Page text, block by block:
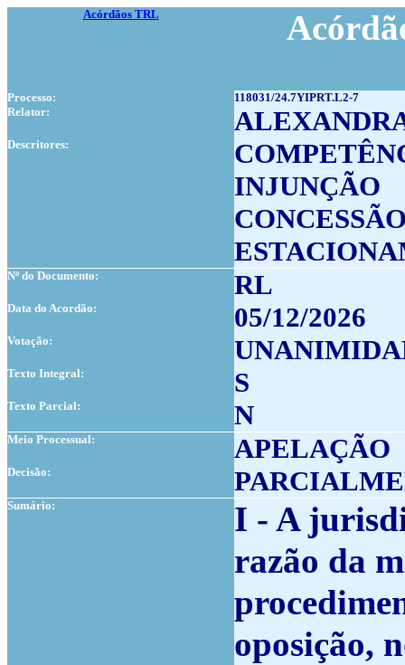
Acórdãos TRL
Processo:
118031/24.7YIPRT.L2-7
Relator:
Descritores:
INJUNÇÃO
Nº do Documento: RL
Data do Acordão: 05/12/2026
Votação:
Texto Integral: S
Texto Parcial: N
Meio Processual: APELAÇÃO
Decisão:
Sumário:
I - A
razão da
oposição,